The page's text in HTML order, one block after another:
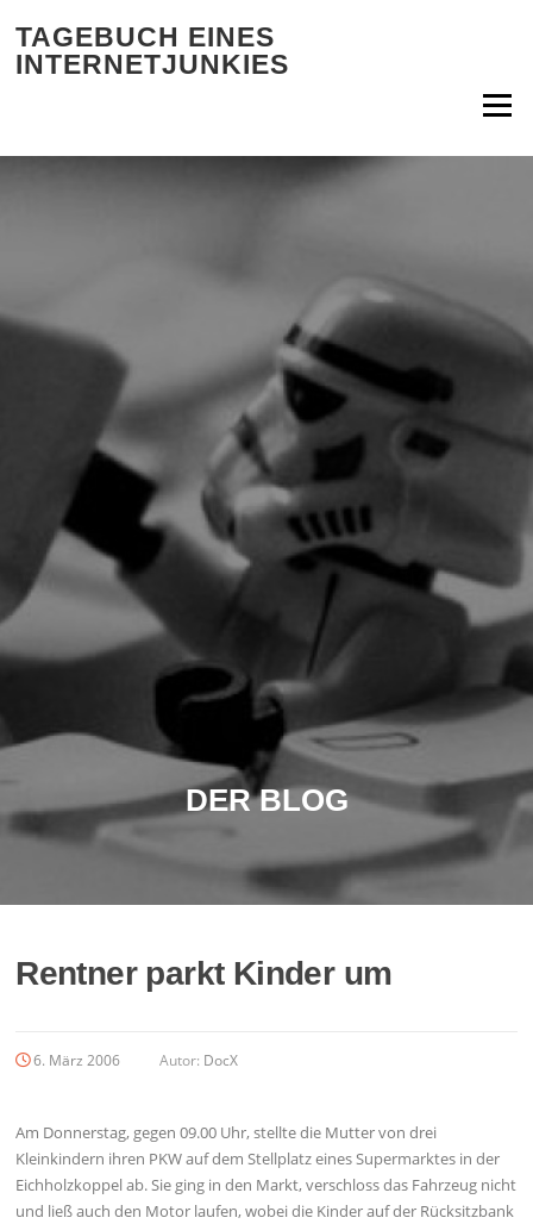
TAGEBUCH EINES
INTERNETJUNKIES
Menü
DER BLOG
Rentner parkt Kinder um
6. März 2006 Autor: DocX
Am Donnerstag, gegen 09.00 Uhr, stellte die Mutter von drei
Kleinkindern ihren PKW auf dem Stellplatz eines Supermarktes in der
Eichholzkoppel ab. Sie ging in den Markt, verschloss das Fahrzeug nicht
und ließ auch den Motor laufen, wobei die Kinder auf der Rücksitzbank